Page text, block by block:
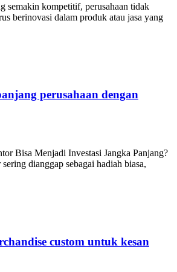
semakin kompetitif, perusahaan tidak
berinovasi dalam produk atau jasa yang
perusahaan dengan
Bisa Menjadi Investasi Jangka Panjang?
dianggap sebagai hadiah biasa,
custom untuk kesan